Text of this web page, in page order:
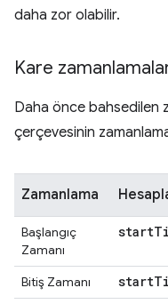
daha zor olabilir.
Kare
Daha önce bahsedilen
çerçevesinin
Zamanlama
Başlangıç
Zamanı
start
Bitiş Zamanı start